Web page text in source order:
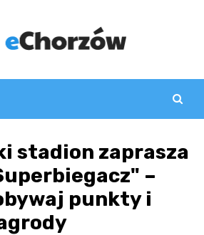
stadion zaprasza
–
punkty i